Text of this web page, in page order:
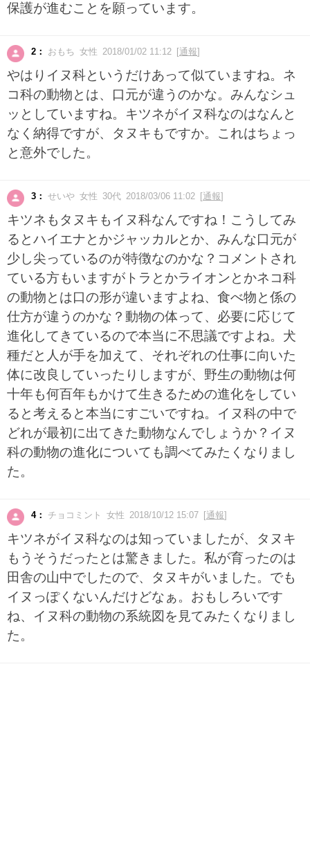
保護が進むことを願っています。
2： おもち 女性 2018/01/02 11:12 [通報]
やはりイヌ科というだけあって似ていますね。ネ
コ科の動物とは、口元が違うのかな。みんなシュ
ッとしていますね。キツネがイヌ科なのはなんと
なく納得ですが、タヌキもですか。これはちょっ
と意外でした。
3： せいや 女性 30代 2018/03/06 11:02 [通報]
キツネもタヌキもイヌ科なんですね！こうしてみ
るとハイエナとかジャッカルとか、みんな口元が
少し尖っているのが特徴なのかな？コメントされ
ている方もいますがトラとかライオンとかネコ科
の動物とは口の形が違いますよね、食べ物と係の
仕方が違うのかな？動物の体って、必要に応じて
進化してきているので本当に不思議ですよね。犬
種だと人が手を加えて、それぞれの仕事に向いた
体に改良していったりしますが、野生の動物は何
十年も何百年もかけて生きるための進化をしてい
ると考えると本当にすごいですね。イヌ科の中で
どれが最初に出てきた動物なんでしょうか？イヌ
科の動物の進化についても調べてみたくなりまし
た。
4： チョコミント 女性 2018/10/12 15:07 [通報]
キツネがイヌ科なのは知っていましたが、タヌキ
もうそうだったとは驚きました。私が育ったのは
田舎の山中でしたので、タヌキがいました。でも
イヌっぽくないんだけどなぁ。おもしろいです
ね、イヌ科の動物の系統図を見てみたくなりまし
た。